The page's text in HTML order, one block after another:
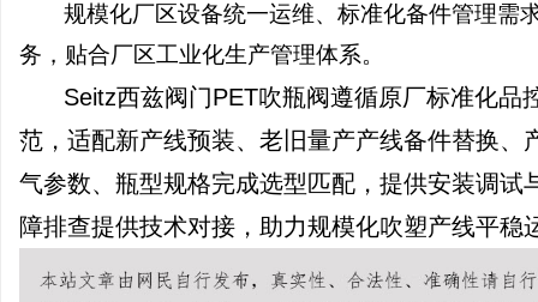
规模化厂区设备统一运维、标准化备件管理需
务，贴合厂区工业化生产管理体系。
Seitz西兹阀门PET吹瓶阀遵循原厂标准化
范，适配新产线预装、老旧量产产线备件替换
气参数、瓶型规格完成选型匹配，提供安装调
障排查提供技术对接，助力规模化吹塑产线平稳